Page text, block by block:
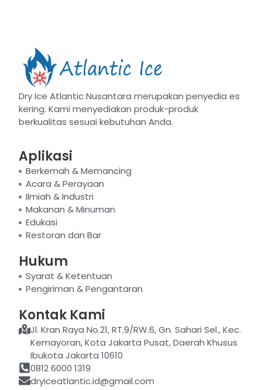
Dry Ice Atlantic Nusantara merupakan penyedia es
kering. Kami menyediakan produk-produk
berkualitas sesuai kebutuhan Anda.
Aplikasi
Berkemah & Memancing
Acara & Perayaan
Ilmiah & Industri
Makanan & Minuman
Edukasi
Restoran dan Bar
Hukum
Syarat & Ketentuan
Pengiriman & Pengantaran
Kontak Kami
Jl. Kran Raya No.21, RT.9/RW.6, Gn. Sahari Sel., Kec.
Kemayoran, Kota Jakarta Pusat, Daerah Khusus
Ibukota Jakarta 10610
0812 6000 1319
dryiceatlantic.id@gmail.com